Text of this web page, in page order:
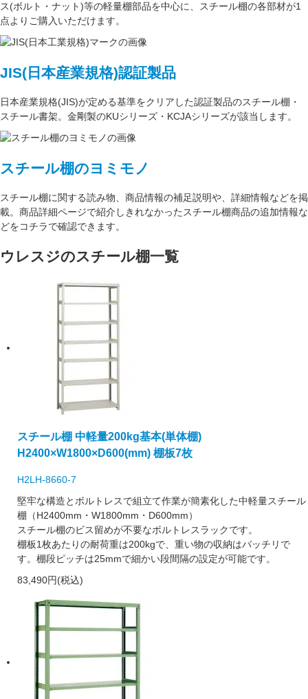
ス(ボルト・ナット)等の軽量棚部品を中心に、スチール棚の各部材が1
点よりご購入いただけます。
JIS(日本産業規格)認証製品
日本産業規格(JIS)が定める基準をクリアした認証製品のスチール棚・
スチール書架。金剛製のKUシリーズ・KCJAシリーズが該当します。
スチール棚のヨミモノ
スチール棚に関する読み物、商品情報の補足説明や、詳細情報などを掲
載。商品詳細ページで紹介しきれなかったスチール棚商品の追加情報な
どをコチラで確認できます。
ウレスジのスチール棚一覧
スチール棚 中軽量200kg基本(単体棚)
H2400×W1800×D600(mm) 棚板7枚
H2LH-8660-7
堅牢な構造とボルトレスで組立て作業が簡素化した中軽量スチール
棚（H2400mm・W1800mm・D600mm）
スチール棚のビス留めが不要なボルトレスラックです。
棚板1枚あたりの耐荷重は200kgで、重い物の収納はバッチリで
す。棚段ピッチは25mmで細かい段間隔の設定が可能です。
83,490円(税込)